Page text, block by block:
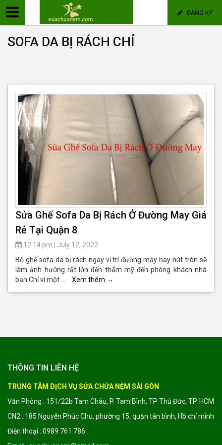
ĐĂNG KÝ
SOFA DA BỊ RÁCH CHỈ
Sửa Ghế Sofa Da Bị Rách Ở Đường May Giá
Rẻ Tại Quận 8
12:14 pm
July 12, 2022
Bộ ghế sofa da bị rách ngay vị trí đường may hay nút tròn sẽ
làm ảnh hưởng rất lớn đến thẩm mỹ đến phòng khách nhà
bạn.Chỉ vì một …
Xem thêm →
THÔNG TIN LIÊN HỆ
TRUNG TÂM DỊCH VỤ SỬA CHỮA NỆM SÀI GÒN
Văn Phòng : 151/22b Tam Châu, P. Tam Bình, TP Thủ Đức, TP. HCM
CN2 : 185 Nguyễn Phúc Chu, phường 15, quận tân bình, Hồ chí minh
Điện thoại : 0989 761 786